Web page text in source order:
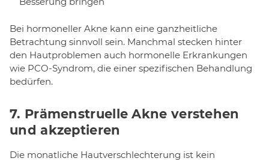
Bei hormoneller Akne kann eine ganzheitliche
Betrachtung sinnvoll sein. Manchmal stecken hinter
den Hautproblemen auch hormonelle Erkrankungen
wie PCO-Syndrom, die einer spezifischen Behandlung
bedürfen.
7. Prämenstruelle Akne verstehen
und akzeptieren
Die monatliche Hautverschlechterung ist kein